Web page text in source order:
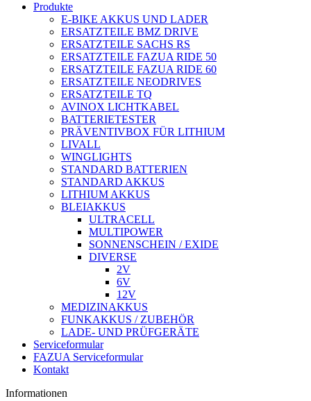
Produkte
E-BIKE AKKUS UND LADER
ERSATZTEILE BMZ DRIVE
ERSATZTEILE SACHS RS
ERSATZTEILE FAZUA RIDE 50
ERSATZTEILE FAZUA RIDE 60
ERSATZTEILE NEODRIVES
ERSATZTEILE TQ
AVINOX LICHTKABEL
BATTERIETESTER
PRÄVENTIVBOX FÜR LITHIUM
LIVALL
WINGLIGHTS
STANDARD BATTERIEN
STANDARD AKKUS
LITHIUM AKKUS
BLEIAKKUS
ULTRACELL
MULTIPOWER
SONNENSCHEIN / EXIDE
DIVERSE
2V
6V
12V
MEDIZINAKKUS
FUNKAKKUS / ZUBEHÖR
LADE- UND PRÜFGERÄTE
Serviceformular
FAZUA Serviceformular
Kontakt
Informationen